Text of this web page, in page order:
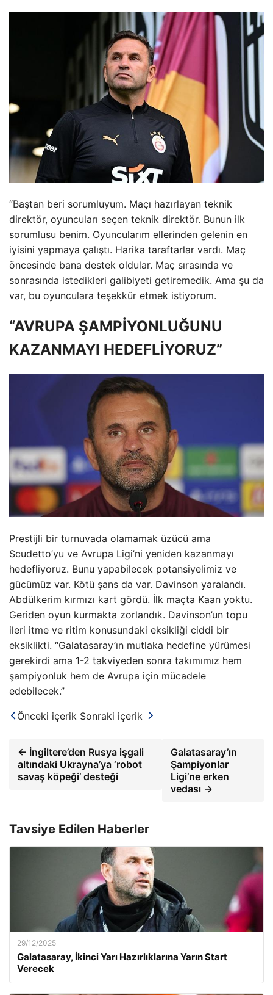
“Baştan beri sorumluyum. Maçı hazırlayan teknik
direktör, oyuncuları seçen teknik direktör. Bunun ilk
sorumlusu benim. Oyuncularım ellerinden gelenin en
iyisini yapmaya çalıştı. Harika taraftarlar vardı. Maç
öncesinde bana destek oldular. Maç sırasında ve
sonrasında istedikleri galibiyeti getiremedik. Ama şu da
var, bu oyunculara teşekkür etmek istiyorum.
“AVRUPA ŞAMPİYONLUĞUNU
KAZANMAYI HEDEFLİYORUZ”
Prestijli bir turnuvada olamamak üzücü ama
Scudetto’yu ve Avrupa Ligi’ni yeniden kazanmayı
hedefliyoruz. Bunu yapabilecek potansiyelimiz ve
gücümüz var. Kötü şans da var. Davinson yaralandı.
Abdülkerim kırmızı kart gördü. İlk maçta Kaan yoktu.
Geriden oyun kurmakta zorlandık. Davinson’un topu
ileri itme ve ritim konusundaki eksikliği ciddi bir
eksiklikti. “Galatasaray’ın mutlaka hedefine yürümesi
gerekirdi ama 1-2 takviyeden sonra takımımız hem
şampiyonluk hem de Avrupa için mücadele
edebilecek.”
Önceki içerik Sonraki içerik
← İngiltere’den Rusya işgali
altındaki Ukrayna’ya ‘robot
savaş köpeği’ desteği
Galatasaray’ın
Şampiyonlar
Ligi’ne erken
vedası →
Tavsiye Edilen Haberler
29/12/2025
Galatasaray, İkinci Yarı Hazırlıklarına Yarın Start
Verecek